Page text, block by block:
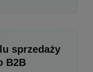
sprzedaży
B2B